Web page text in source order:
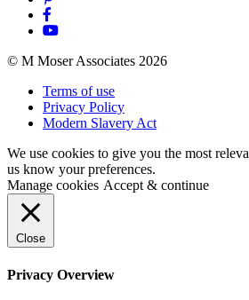
© M Moser Associates 2026
Terms of use
Privacy Policy
Modern Slavery Act
We use cookies to give you the most
us know your preferences.
Manage cookies Accept & continue
Close
Privacy Overview